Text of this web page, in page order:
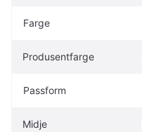
Farge
Produsentfarge
Passform
Midje